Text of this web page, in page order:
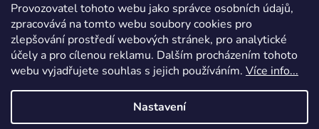
Provozovatel tohoto webu jako správce osobních údajů,
zpracovává na tomto webu soubory cookies pro
zlepšování prostředí webových stránek, pro analytické
účely a pro cílenou reklamu. Dalším procházením tohoto
webu vyjadřujete souhlas s jejich používáním. Více info...
Nastavení
Gelová barva Wilton 28g - červená RED
89 Kč
Dortová svíčka číslice bílá - 3
25 Kč
Vytvořil Shoptet